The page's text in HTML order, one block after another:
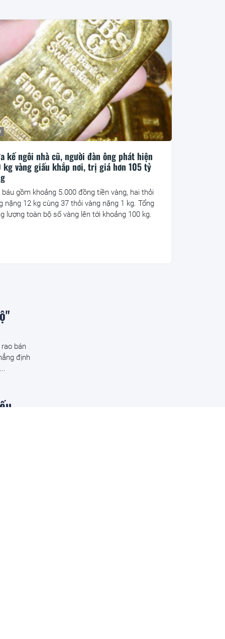
kế ngôi nhà cũ, người đàn ông phát hiện
kg vàng giấu khắp nơi, trị giá hơn 105 tỷ
báu gồm khoảng 5.000 đồng tiền vàng, hai thỏi
nặng 12 kg cùng 37 thỏi vàng nặng 1 kg. Tổng
lượng toàn bộ số vàng lên tới khoảng 100 kg.
bán
định